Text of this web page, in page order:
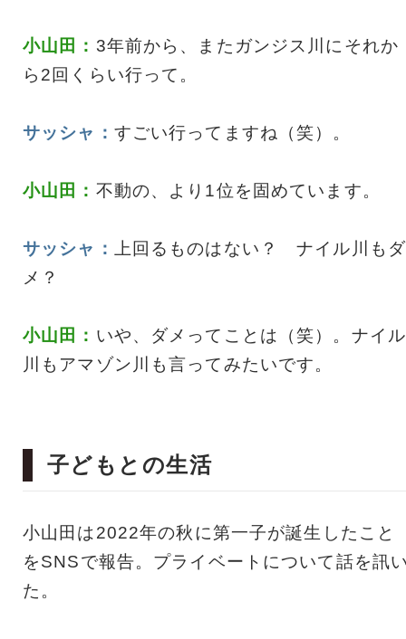
小山田： 3年前から、またガンジス川にそれか
ら2回くらい行って。
サッシャ： すごい行ってますね（笑）。
小山田： 不動の、より1位を固めています。
サッシャ：
上回るものはない？ ナイル川もダ
メ？
小山田： いや、ダメってことは（笑）。ナイル
川もアマゾン川も言ってみたいです。
子どもとの生活
小山田は2022年の秋に第一子が誕生したこと
をSNSで報告。プライベートについて話を訊
た。